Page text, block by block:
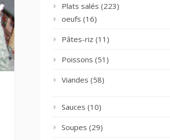
Plats salés (223)
oeufs (16)
Pâtes-riz (11)
Poissons (51)
Viandes (58)
Sauces (10)
Soupes (29)